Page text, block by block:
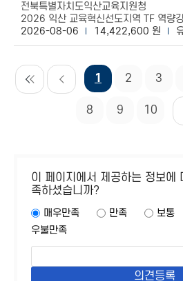
전북특별자치도익산교육지원청
2026 익산 교육혁신선도지역 TF 역량
2026-08-06
14,422,600 원
1 2 3
8 9 10
이 페이지에서 제공하는 정보에
족하셨습니까?
매우만족 만족 보통
우불만족